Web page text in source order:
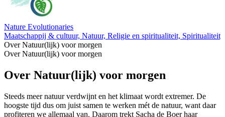
Nature Evolutionaries
Maatschappij & cultuur, Natuur, Religie en spiritualiteit, Spiritualiteit,
Over Natuur(lijk) voor morgen
Over Natuur(lijk) voor morgen
Over Natuur(lijk) voor morgen
Steeds meer natuur verdwijnt en het klimaat wordt extremer. De
hoogste tijd dus om juist samen te werken mét de natuur, want daar
profiteren we allemaal van. Daarom trekt Sacha de Boer haar